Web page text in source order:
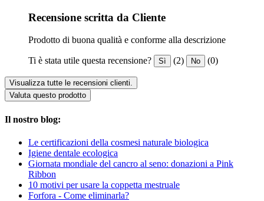
Recensione scritta da Cliente
Prodotto di buona qualità e conforme alla descrizione
Ti è stata utile questa recensione? Sì (2) No (0)
Visualizza tutte le recensioni clienti.
Valuta questo prodotto
Il nostro blog:
Le certificazioni della cosmesi naturale biologica
Igiene dentale ecologica
Giornata mondiale del cancro al seno: donazioni a Pink
Ribbon
10 motivi per usare la coppetta mestruale
Forfora - Come eliminarla?